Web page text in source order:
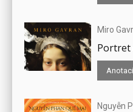
Miro
Portret
Nguyễn